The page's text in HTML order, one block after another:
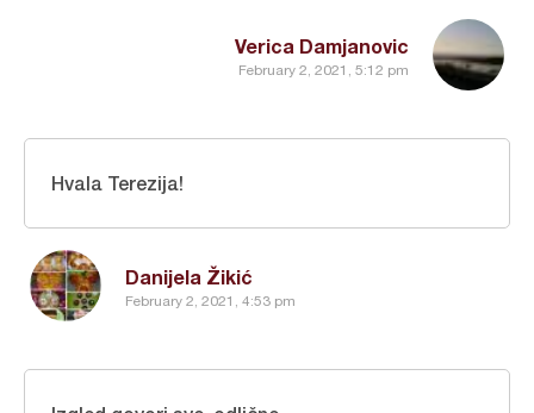
Verica Damjanovic
February 2, 2021, 5:12 pm
Danijela Žikić
February 2, 2021, 4:53 pm
Hvala Terezija!